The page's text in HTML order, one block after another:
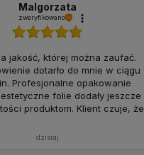
Malgorzata
zweryfikowano
jakość, której można zaufać.
dotarło do mnie w ciągu
Profesjonalne opakowanie
folie dodały jeszcze
produktom. Klient czuje, że
smakują jak z domowej kuchni.
dzisiaj